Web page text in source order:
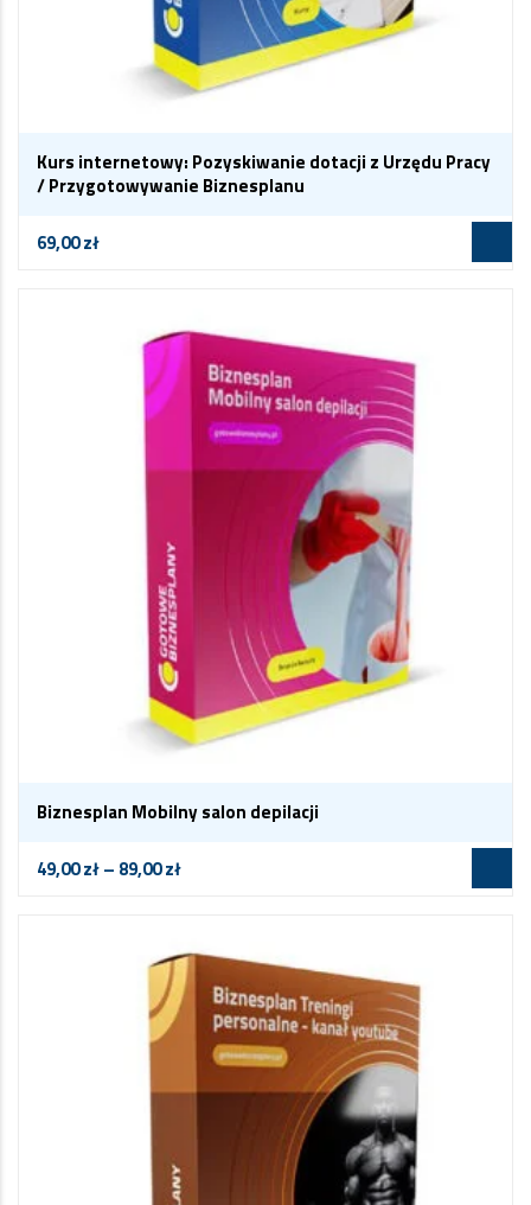
Kurs internetowy: Pozyskiwanie dotacji z Urzędu Pracy
/ Przygotowywanie Biznesplanu
69,00zł
Biznesplan Mobilny salon depilacji
49,00zł– 89,00zł